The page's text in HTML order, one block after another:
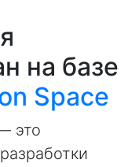
на базе
Space
это